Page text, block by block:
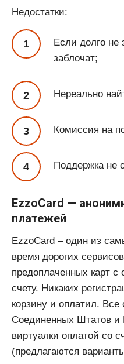
Недостатки:
Если долго не
заблочат;
Нереально
Комиссия на
Поддержка не
EzzoCard —
платежей
EzzoCard – один из
время дорогих
предоплаченных карт
счету. Никаких
корзину и оплатил.
Соединенных Штатов и
виртуалки оплатой со
(предлагаются